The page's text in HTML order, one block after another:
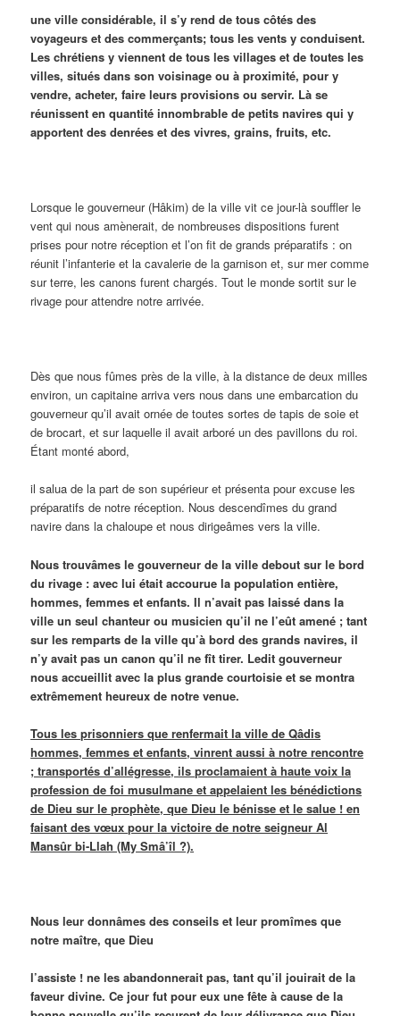
une ville considérable, il s’y rend de tous côtés des
voyageurs et des commerçants; tous les vents y conduisent.
Les chrétiens y viennent de tous les villages et de toutes les
villes, situés dans son voisinage ou à proximité, pour y
vendre, acheter, faire leurs provisions ou servir. Là se
réunissent en quantité innombrable de petits navires qui y
apportent des denrées et des vivres, grains, fruits, etc.
Lorsque le gouverneur (Hâkim) de la ville vit ce jour-là souffler le
vent qui nous amènerait, de nombreuses dispositions furent
prises pour notre réception et l’on fit de grands préparatifs : on
réunit l’infanterie et la cavalerie de la garnison et, sur mer comme
sur terre, les canons furent chargés. Tout le monde sortit sur le
rivage pour attendre notre arrivée.
Dès que nous fûmes près de la ville, à la distance de deux milles
environ, un capitaine arriva vers nous dans une embarcation du
gouverneur qu’il avait ornée de toutes sortes de tapis de soie et
de brocart, et sur laquelle il avait arboré un des pavillons du roi.
Étant monté abord,
il salua de la part de son supérieur et présenta pour excuse les
préparatifs de notre réception. Nous descendîmes du grand
navire dans la chaloupe et nous dirigeâmes vers la ville.
Nous trouvâmes le gouverneur de la ville debout sur le bord
du rivage : avec lui était accourue la population entière,
hommes, femmes et enfants. Il n’avait pas laissé dans la
ville un seul chanteur ou musicien qu’il ne l’eût amené ; tant
sur les remparts de la ville qu’à bord des grands navires, il
n’y avait pas un canon qu’il ne fît tirer. Ledit gouverneur
nous accueillit avec la plus grande courtoisie et se montra
extrêmement heureux de notre venue.
Tous les prisonniers que renfermait la ville de Qâdis
hommes, femmes et enfants, vinrent aussi à notre rencontre
; transportés d’allégresse, ils proclamaient à haute voix la
profession de foi musulmane et appelaient les bénédictions
de Dieu sur le prophète, que Dieu le bénisse et le salue ! en
faisant des vœux pour la victoire de notre seigneur Al
Mansûr bi-Llah (My Smâ’îl ?).
Nous leur donnâmes des conseils et leur promîmes que
notre maître, que Dieu
l’assiste ! ne les abandonnerait pas, tant qu’il jouirait de la
faveur divine. Ce jour fut pour eux une fête à cause de la